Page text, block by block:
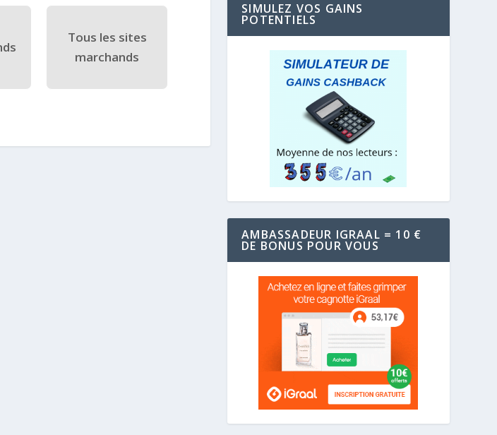
Tous les sites
marchands
SIMULEZ VOS GAINS
POTENTIELS
AMBASSADEUR IGRAAL = 10 €
DE BONUS POUR VOUS